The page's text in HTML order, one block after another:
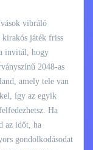
vibráló
játék friss
invitál, hogy
2048-as
amely tele van
így az egyik
Ha
az időt, ha
gondolkodásodat